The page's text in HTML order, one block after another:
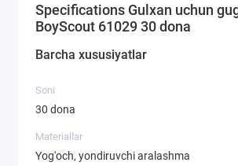
Specifications Gulxan uchun
BoyScout 61029 30 dona
Barcha xususiyatlar
Soni
30 dona
Materiallar
Yog'och, yondiruvchi aralashma